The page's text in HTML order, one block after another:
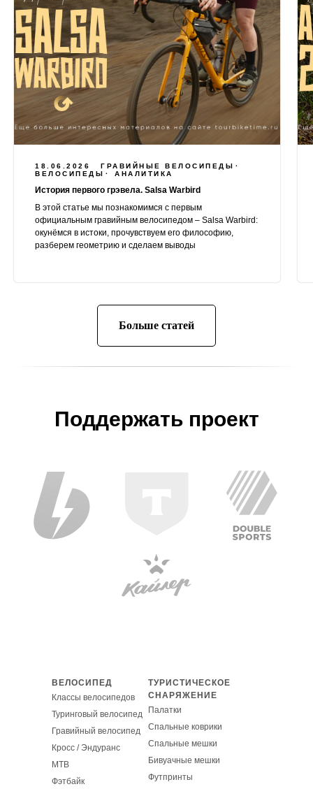
18.06.2026
ГРАВИЙНЫЕ ВЕЛОСИПЕДЫ
ВЕЛОСИПЕДЫ
АНАЛИТИКА
История первого грэвела. Salsa Warbird
В этой статье мы познакомимся с первым
официальным гравийным велосипедом – Salsa Warbird:
окунёмся в истоки, прочувствуем его философию,
разберем геометрию и сделаем выводы
Больше статей
Поддержать проект
ВЕЛОСИПЕД
Классы велосипедов
Туринговый велосипед
Гравийный велосипед
Кросс / Эндуранс
MTB
Фэтбайк
ТУРИСТИЧЕСКОЕ
СНАРЯЖЕНИЕ
Палатки
Спальные коврики
Спальные мешки
Бивуачные мешки
Футпринты